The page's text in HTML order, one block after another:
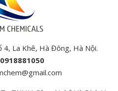
La Khê, Hà Đông, Hà Nội.
0918881050